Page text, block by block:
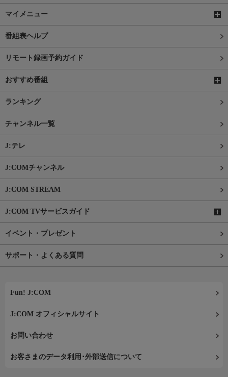
マイメニュー
番組表ヘルプ
リモート録画予約ガイド
おすすめ番組
ランキング
チャンネル一覧
J:テレ
J:COMチャンネル
J:COM STREAM
J:COM TVサービスガイド
イベント・プレゼント
サポート・よくある質問
Fun! J:COM
J:COM オフィシャルサイト
お問い合わせ
お客さまのデータ利用･外部送信について